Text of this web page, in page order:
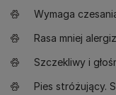
Wymaga
Rasa mniej
Szczekliwy i
Pies stróżujący.